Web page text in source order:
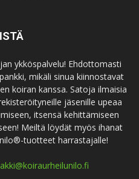
ykköspalvelu! Ehdottomasti
mikäli sinua kiinnostavat
koiran kanssa. Satoja ilmaisia
jäsenille upeaa
itsensä kehittämiseen
Meiltä löydät myös ihanat
tuotteet harrastajalle!